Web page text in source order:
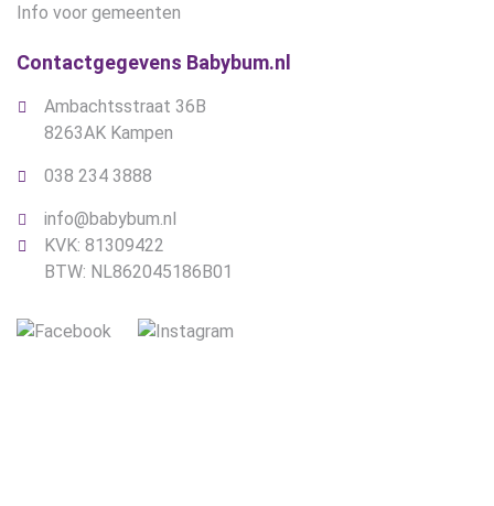
Info voor gemeenten
Contactgegevens Babybum.nl
Ambachtsstraat 36B
8263AK Kampen
038 234 3888
info@babybum.nl
KVK: 81309422
BTW: NL862045186B01